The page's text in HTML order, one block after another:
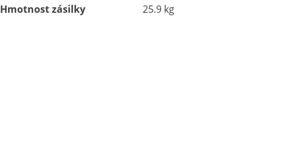
Hmotnost zásilky 25.9 kg